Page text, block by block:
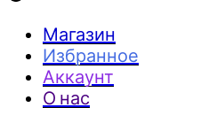
Магазин
Избранное
Аккаунт
О нас